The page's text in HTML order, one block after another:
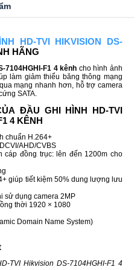
HD-TVI HIKVISION DS-
HÃNG
7104HGHI-F1 4 kênh cho hình ảnh
làm giảm thiểu băng thông mạng
mạng nhanh hơn, hỗ trợ camera
SATA.
ĐẦU GHI HÌNH HD-TVI
4 KÊNH
chuẩn H.264+
AHD/CVBS
cáp đồng trục: lên đến 1200m cho
giúp tiết kiệm 50% dung lượng lưu
sử dụng camera 2MP
thời 1920 × 1080
Domain Name System)
TVI Hikvision DS-7104HGHI-F1 4